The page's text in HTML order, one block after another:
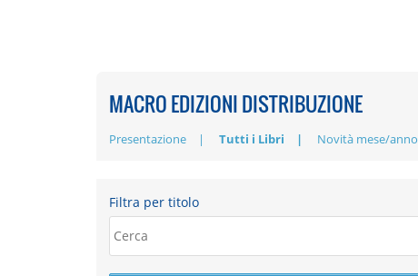
MACRO EDIZIONI DISTRIBUZIONE
Presentazione Tutti i Libri Novità mese/anno
Filtra per titolo